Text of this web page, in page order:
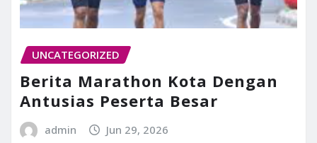
UNCATEGORIZED
Berita Marathon Kota Dengan
Antusias Peserta Besar
admin Jun 29, 2026